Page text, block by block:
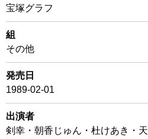
宝塚グラフ
組
その他
発売日
1989-02-01
出演者
剣幸・朝香じゅん・杜けあき・